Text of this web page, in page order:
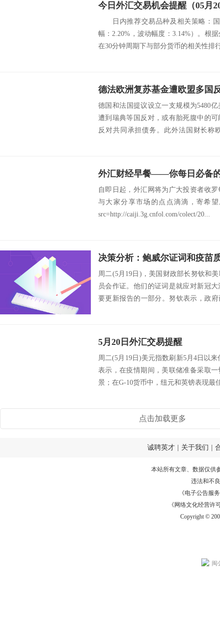
今日外汇交易机会提醒（05月
日内推荐交易品种及相关策略：国
幅：2.20%，波动幅度：3.14%）。根
在30分钟周期下与部分货币的
德国和法国提议设立一支规模为5480
遭到瑞典等国反对，或有胎死腹中的
反对共同承担债务。此外法国财长称
外汇财经早餐——你每日必备
自即日起，外汇网将为广大投资者收
与大家分享市场的点点滴滴，寄希
src=http://caiji.3g.cnfol.com/colect/20...
周二(5月19日)，美国财政部长努钦和
员会作证。他们的证词是就应对新冠
要更新报告的一部分。努钦表示，政
5月20日外汇交易提醒
周二(5月19日)美元指数刷新5月4日以
表示，在疫情期间，美联储准备采取
景；在G-10货币中，纽元和英镑表现最
点击加载更多
诚聘英才 关于我们
本站所有文章、数据仅供
违法和不
《电子公告服务
《网络文化经营许
Copyright ©
闽